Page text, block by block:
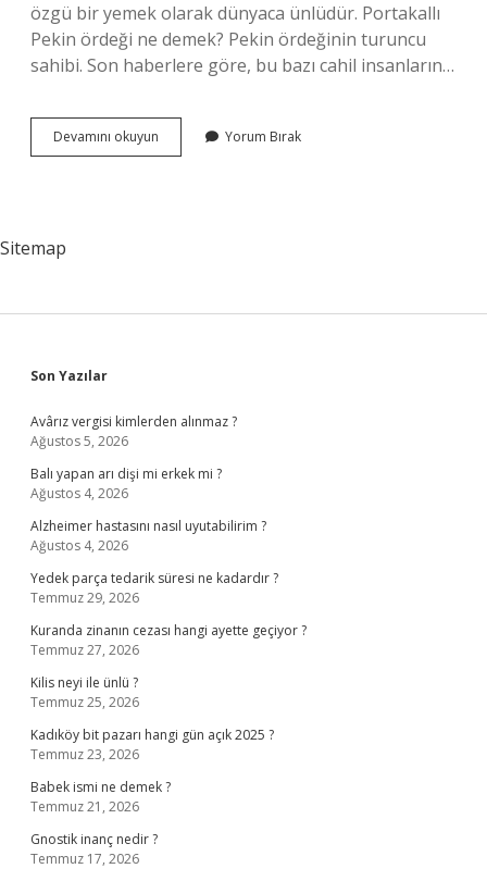
özgü bir yemek olarak dünyaca ünlüdür. Portakallı
Pekin ördeği ne demek? Pekin ördeğinin turuncu
sahibi. Son haberlere göre, bu bazı cahil insanların…
Devamını okuyun Portakallı
Pekin
Yorum Bırak
Sitemap
Sidebar
Son Yazılar
Avârız vergisi kimlerden alınmaz ?
Ağustos 5, 2026
Balı yapan arı dişi mi erkek mi ?
Ağustos 4, 2026
Alzheimer hastasını nasıl uyutabilirim ?
Ağustos 4, 2026
Yedek parça tedarik süresi ne kadardır ?
Temmuz 29, 2026
Kuranda zinanın cezası hangi ayette geçiyor ?
Temmuz 27, 2026
Kilis neyi ile ünlü ?
Temmuz 25, 2026
Kadıköy bit pazarı hangi gün açık 2025 ?
Temmuz 23, 2026
Babek ismi ne demek ?
Temmuz 21, 2026
Gnostik inanç nedir ?
Temmuz 17, 2026